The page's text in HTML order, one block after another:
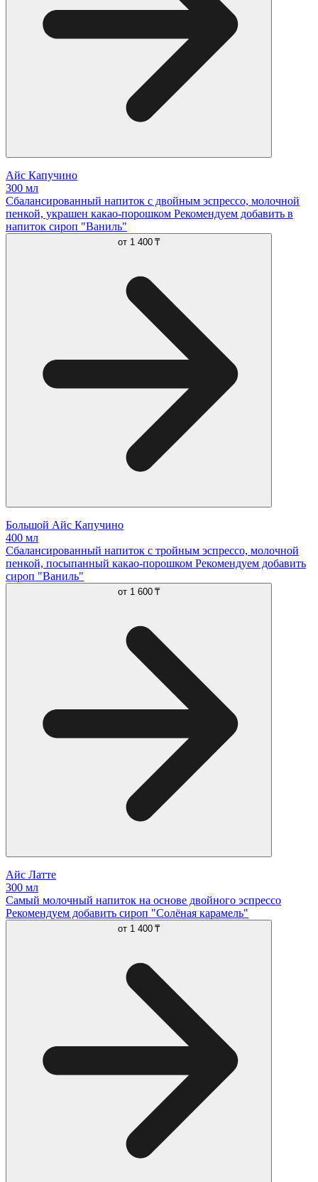
Айс Капучино
300 мл
Сбалансированный напиток с двойным эспрессо, молочной
пенкой, украшен какао-порошком Рекомендуем добавить в
напиток сироп "Ваниль"
от 1 400 ₸
Большой Айс Капучино
400 мл
Сбалансированный напиток с тройным эспрессо, молочной
пенкой, посыпанный какао-порошком Рекомендуем добавить
сироп "Ваниль"
от 1 600 ₸
Айс Латте
300 мл
Самый молочный напиток на основе двойного эспрессо
Рекомендуем добавить сироп "Солёная карамель"
от 1 400 ₸